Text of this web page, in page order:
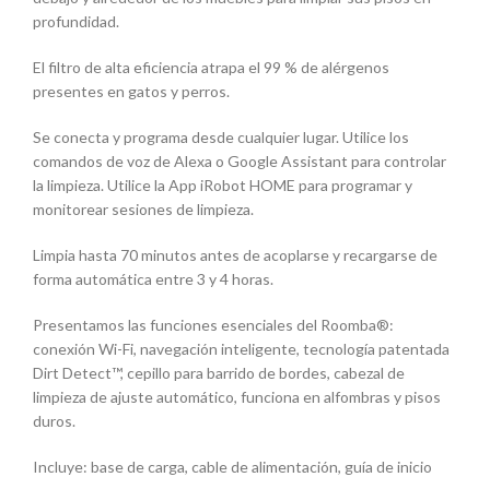
profundidad.
El filtro de alta eficiencia atrapa el 99 % de alérgenos
presentes en gatos y perros​.
Se conecta y programa desde cualquier lugar. Utilice los
comandos de voz de Alexa o Google Assistant para controlar
la limpieza. Utilice la App iRobot HOME para programar y
monitorear sesiones de limpieza.
Limpia hasta 70 minutos antes de acoplarse y recargarse de
forma automática entre 3 y 4 horas.
Presentamos las funciones esenciales del Roomba®:
conexión Wi-Fi, navegación inteligente, tecnología patentada
Dirt Detect™, cepillo para barrido de bordes, cabezal de
limpieza de ajuste automático, funciona en alfombras y pisos
duros.
Incluye: base de carga, cable de alimentación, guía de inicio